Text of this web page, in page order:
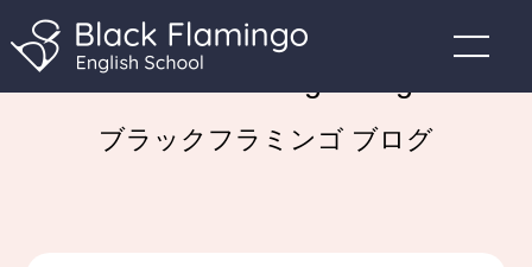
Black Flamingo Blog
ブラックフラミンゴ ブログ